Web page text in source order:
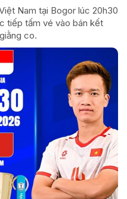
Nam tại Bogor lúc 20h30
tiếp tấm vé vào bán kết
co.